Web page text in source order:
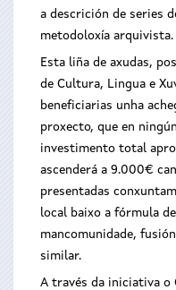
a descrición de series
metodoloxía arquivista.
Esta liña de axudas,
de Cultura, Lingua e
beneficiarias unha
proxecto, que en
investimento total
ascenderá a 9.000€
presentadas
local baixo a fórmula
mancomunidade,
similar.
A través da iniciativa o